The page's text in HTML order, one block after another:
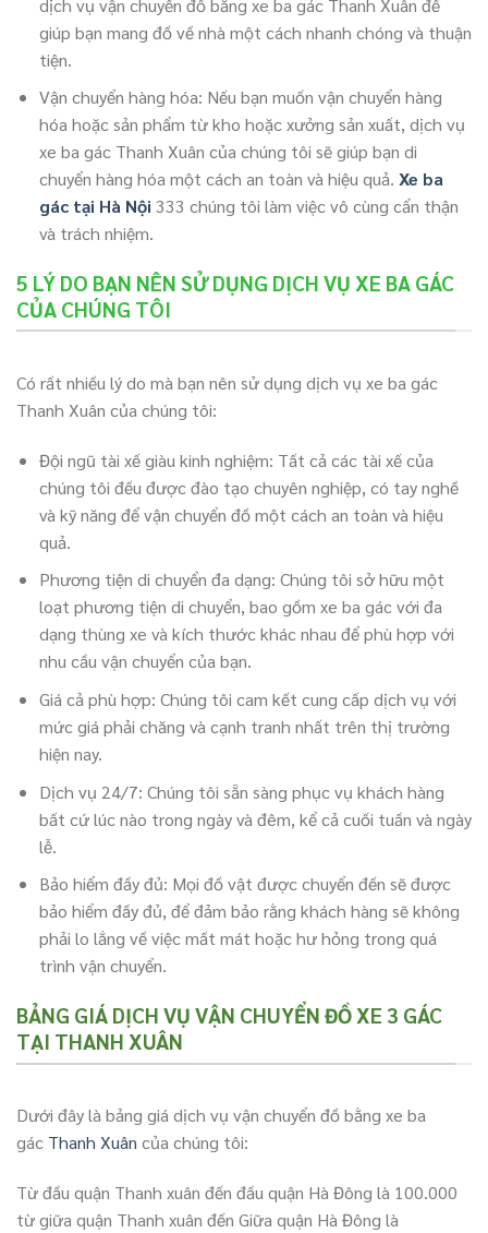
giúp bạn mang đồ về nhà một cách nhanh chóng và thuận
tiện.
Vận chuyển hàng hóa: Nếu bạn muốn vận chuyển hàng
hóa hoặc sản phẩm từ kho hoặc xưởng sản xuất, dịch vụ
xe ba gác Thanh Xuân của chúng tôi sẽ giúp bạn di
chuyển hàng hóa một cách an toàn và hiệu quả. Xe ba
gác tại Hà Nội 333 chúng tôi làm việc vô cùng cẩn thận
và trách nhiệm.
5 LÝ DO BẠN NÊN SỬ DỤNG DỊCH VỤ XE BA GÁC
CỦA CHÚNG TÔI
Có rất nhiều lý do mà bạn nên sử dụng dịch vụ xe ba gác
Thanh Xuân của chúng tôi:
Đội ngũ tài xế giàu kinh nghiệm: Tất cả các tài xế của
chúng tôi đều được đào tạo chuyên nghiệp, có tay nghề
và kỹ năng để vận chuyển đồ một cách an toàn và hiệu
quả.
Phương tiện di chuyển đa dạng: Chúng tôi sở hữu một
loạt phương tiện di chuyển, bao gồm xe ba gác với đa
dạng thùng xe và kích thước khác nhau để phù hợp với
nhu cầu vận chuyển của bạn.
Giá cả phù hợp: Chúng tôi cam kết cung cấp dịch vụ với
mức giá phải chăng và cạnh tranh nhất trên thị trường
hiện nay.
Dịch vụ 24/7: Chúng tôi sẵn sàng phục vụ khách hàng
bất cứ lúc nào trong ngày và đêm, kể cả cuối tuần và ngày
lễ.
Bảo hiểm đầy đủ: Mọi đồ vật được chuyển đến sẽ được
bảo hiểm đầy đủ, để đảm bảo rằng khách hàng sẽ không
phải lo lắng về việc mất mát hoặc hư hỏng trong quá
trình vận chuyển.
BẢNG GIÁ DỊCH VỤ VẬN CHUYỂN ĐỒ XE 3 GÁC
TẠI THANH XUÂN
Dưới đây là bảng giá dịch vụ vận chuyển đồ bằng xe ba
gác Thanh Xuân của chúng tôi:
Từ đầu quận Thanh xuân đến đầu quận Hà Đông là 100.000
từ giữa quận Thanh xuân đến Giữa quận Hà Đông là